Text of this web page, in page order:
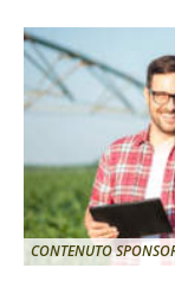
CONTENUTO